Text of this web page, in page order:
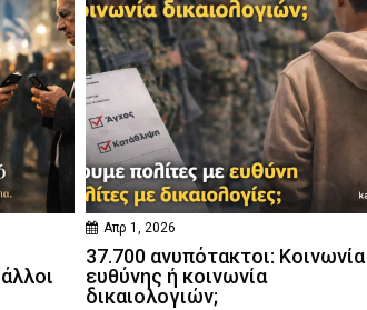
Απρ 1, 2026
37.700 ανυπότακτοι: Κοινωνία
ευθύνης ή κοινωνία
δικαιολογιών;